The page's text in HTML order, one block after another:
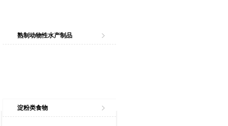
熟制动物性水产制品
淀粉类食物